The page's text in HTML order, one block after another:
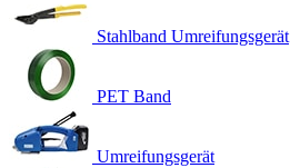
Stahlband Umreifungsgerät
PET Band
Umreifungsgerät